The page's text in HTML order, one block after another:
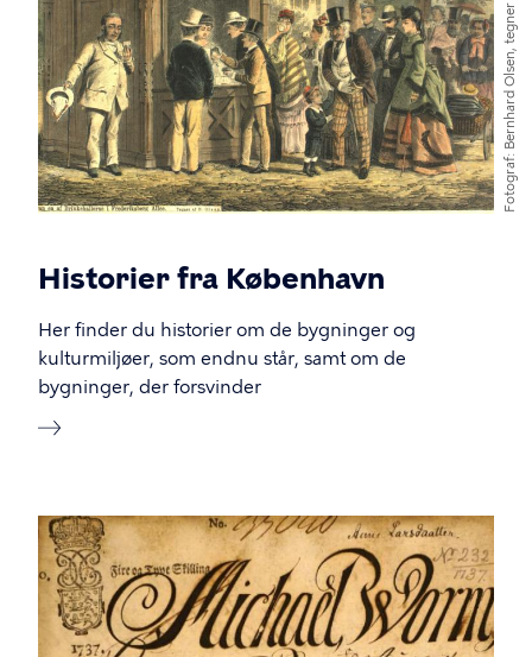
Fotograf
Bernhard Olsen, tegner
Historier fra København
Her finder du historier om de bygninger og
kulturmiljøer, som endnu står, samt om de
bygninger, der forsvinder
Billede